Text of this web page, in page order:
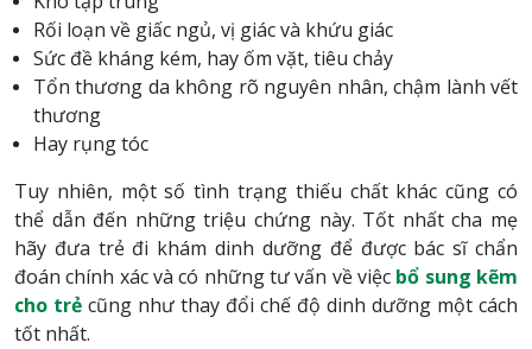
Rối loạn về giấc ngủ, vị giác và khứu giác
Sức đề kháng kém, hay ốm vặt, tiêu chảy
Tổn thương da không rõ nguyên nhân, chậm lành vết
thương
Hay rụng tóc
Tuy nhiên, một số tình trạng thiếu chất khác cũng có
thể dẫn đến những triệu chứng này. Tốt nhất cha mẹ
hãy đưa trẻ đi khám dinh dưỡng để được bác sĩ chẩn
đoán chính xác và có những tư vấn về việc bổ sung kẽm
cho trẻ cũng như thay đổi chế độ dinh dưỡng một cách
tốt nhất.